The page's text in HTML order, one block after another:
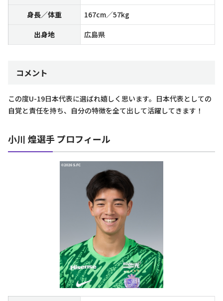
身長／体重
167cm／57kg
出身地
広島県
コメント
この度U-19日本代表に選ばれ嬉しく思います。日本代表としての
自覚と責任を持ち、自分の特徴を全て出して活躍してきます！
小川 煌選手 プロフィール